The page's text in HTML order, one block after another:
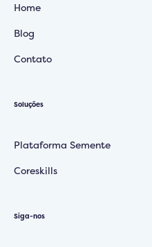
Home
Blog
Contato
Soluções
Plataforma Semente
Coreskills
Siga-nos